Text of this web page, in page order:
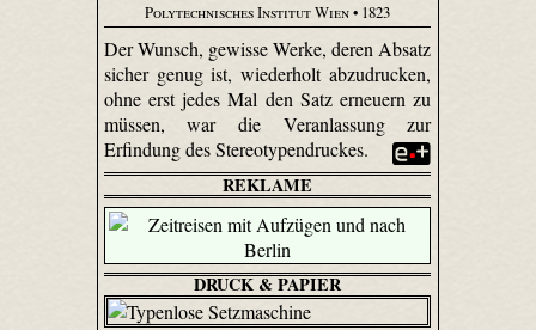
Polytechnisches Institut Wien• 1823
Der Wunsch, gewisse Werke, deren Absatz
sicher genug ist, wiederholt abzudrucken,
ohne erst jedes Mal den Satz erneuern zu
müssen, war die Veranlassung zur
Erfindung des Stereotypendruckes.
REKLAME
DRUCK & PAPIER